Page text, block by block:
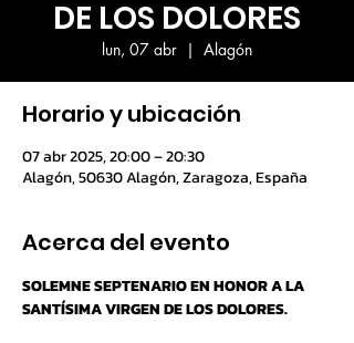
DE LOS DOLORES
lun, 07 abr
  |
Alagón
Horario y ubicación
07 abr 2025, 20:00 – 20:30
Alagón, 50630 Alagón, Zaragoza, España
Acerca del evento
SOLEMNE SEPTENARIO EN HONOR A LA
SANTÍSIMA VIRGEN DE LOS DOLORES.